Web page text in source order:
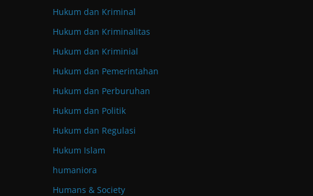
Hukum dan Kriminal
Hukum dan Kriminalitas
Hukum dan Kriminial
Hukum dan Pemerintahan
Hukum dan Perburuhan
Hukum dan Politik
Hukum dan Regulasi
Hukum Islam
humaniora
Humans & Society